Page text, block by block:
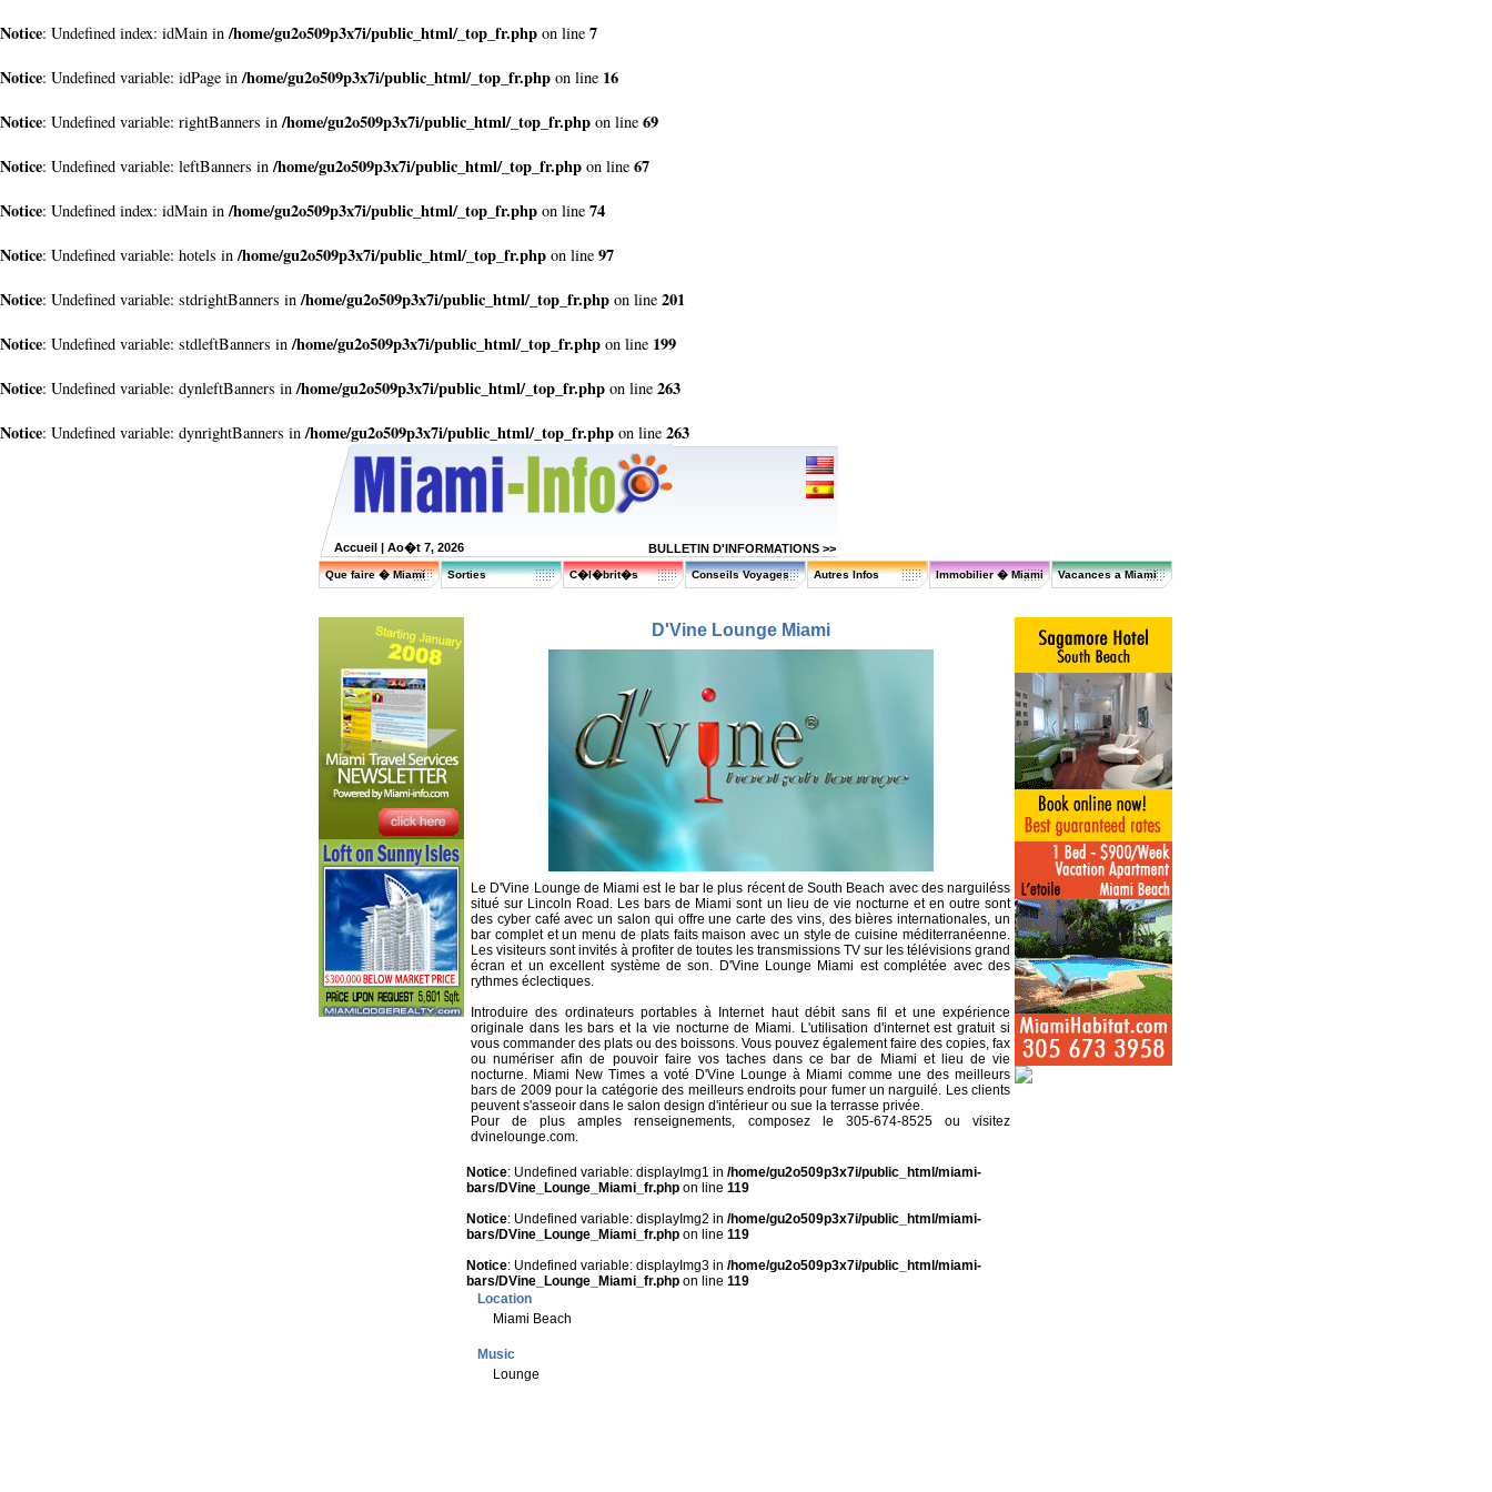
Notice: Undefined index: idMain in/home/gu2o509p3x7i/public_html/_top_fr.php on line 7
Notice: Undefined variable: idPage in/home/gu2o509p3x7i/public_html/_top_fr.php on line 16
Notice: Undefined variable: rightBanners in/home/gu2o509p3x7i/public_html/_top_fr.php on line 69
Notice: Undefined variable: leftBanners in/home/gu2o509p3x7i/public_html/_top_fr.php on line 67
Notice: Undefined index: idMain in/home/gu2o509p3x7i/public_html/_top_fr.php on line 74
Notice: Undefined variable: hotels in/home/gu2o509p3x7i/public_html/_top_fr.php on line 97
Notice: Undefined variable: stdrightBanners in/home/gu2o509p3x7i/public_html/_top_fr.php on line 201
Notice: Undefined variable: stdleftBanners in/home/gu2o509p3x7i/public_html/_top_fr.php on line 199
Notice: Undefined variable: dynleftBanners in/home/gu2o509p3x7i/public_html/_top_fr.php on line 263
Notice: Undefined variable: dynrightBanners in/home/gu2o509p3x7i/public_html/_top_fr.php on line 263
Accueil | Ao�t 7, 2026 BULLETIN D'INFORMATIONS >>
Que faire � Miami Sorties C�l�brit�s Conseils Voyages Autres Infos Immobilier � Miami Vacances a Miami
D'Vine Lounge Miami
Le D'Vine Lounge de Miami est le bar le plus récent de South Beach avec des narguiléss
situé sur Lincoln Road. Les bars de Miami sont un lieu de vie nocturne et en outre sont
des cyber café avec un salon qui offre une carte des vins, des bières internationales, un
bar complet et un menu de plats faits maison avec un style de cuisine méditerranéenne.
Les visiteurs sont invités à profiter de toutes les transmissions TV sur les télévisions grand
écran et un excellent système de son. D'Vine Lounge Miami est complétée avec des
rythmes éclectiques.
Introduire des ordinateurs portables à Internet haut débit sans fil et une expérience
originale dans les bars et la vie nocturne de Miami. L'utilisation d'internet est gratuit si
vous commander des plats ou des boissons. Vous pouvez également faire des copies, fax
ou numériser afin de pouvoir faire vos taches dans ce bar de Miami et lieu de vie
nocturne. Miami New Times a voté D'Vine Lounge à Miami comme une des meilleurs
bars de 2009 pour la catégorie des meilleurs endroits pour fumer un narguilé. Les clients
peuvent s'asseoir dans le salon design d'intérieur ou sue la terrasse privée.
Pour de plus amples renseignements, composez le 305-674-8525 ou visitez
dvinelounge.com.
Notice: Undefined variable: displayImg1 in /home/gu2o509p3x7i/public_html/miami-
bars/DVine_Lounge_Miami_fr.php on line 119
Notice: Undefined variable: displayImg2 in /home/gu2o509p3x7i/public_html/miami-
bars/DVine_Lounge_Miami_fr.php on line 119
Notice: Undefined variable: displayImg3 in /home/gu2o509p3x7i/public_html/miami-
bars/DVine_Lounge_Miami_fr.php on line 119
Location
Miami Beach
Music
Lounge